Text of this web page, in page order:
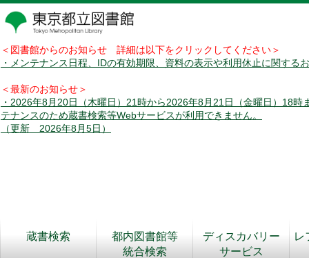
＜図書館からのお知らせ 詳細は以下をクリックしてください＞
・メンテナンス日程、IDの有効期限、資料の表示や利用休止に関する
＜最新のお知らせ＞
・2026年8月20日（木曜日）21時から2026年8月21日（金曜日）18時
テナンスのため蔵書検索等Webサービスが利用できません。
（更新 2026年8月5日）
蔵書検索
都内図書館等
統合検索
ディスカバリー
サービス
レ